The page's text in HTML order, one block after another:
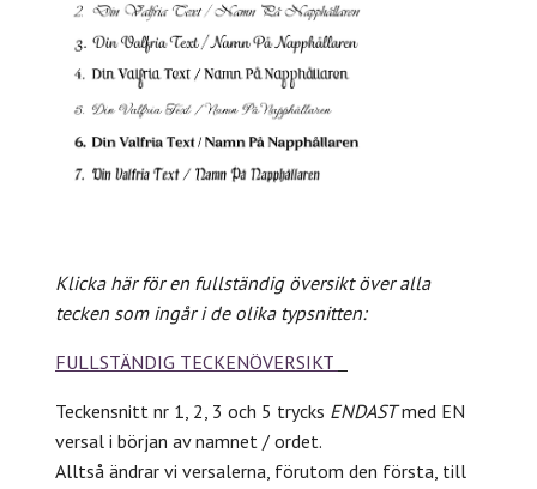
Klicka här för en fullständig översikt över alla
tecken som ingår i de olika typsnitten:
FULLSTÄNDIG TECKENÖVERSIKT
Teckensnitt nr 1, 2, 3 och 5 trycks ENDASTmed EN
versal i början av namnet / ordet.
Alltså ändrar vi versalerna, förutom den första, till